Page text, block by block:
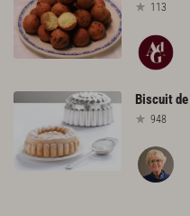
113
Biscuitde
948